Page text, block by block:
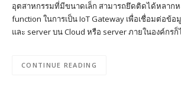
อุตสาหกรรมที่มีขนาดเล็ก สามารถยึดติดได้หลาก
function ในการเป็น IoT Gateway เพื่อเชื่อมต่อข้อ
และ server บน Cloud หรือ server ภายในองค์กร
CONTINUE READING